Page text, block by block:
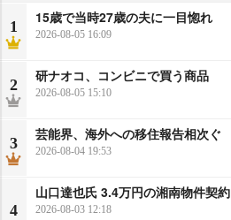
1
15歳で当時27歳の夫に一目惚れ
2026-08-05 16:09
2
研ナオコ、コンビニで買う商品
2026-08-05 15:10
3
芸能界、海外への移住報告相次ぐ
2026-08-04 19:53
4
山口達也氏 3.4万円の湘南物件契約
2026-08-03 12:18